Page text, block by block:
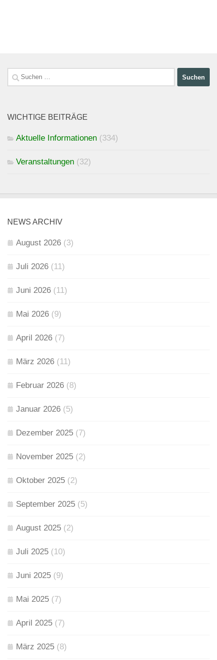
Suchen
nach:
WICHTIGE BEITRÄGE
Aktuelle Informationen (334)
Veranstaltungen (32)
NEWS ARCHIV
August 2026 (3)
Juli 2026 (11)
Juni 2026 (11)
Mai 2026 (9)
April 2026 (7)
März 2026 (11)
Februar 2026 (8)
Januar 2026 (5)
Dezember 2025 (7)
November 2025 (2)
Oktober 2025 (2)
September 2025 (5)
August 2025 (2)
Juli 2025 (10)
Juni 2025 (9)
Mai 2025 (7)
April 2025 (7)
März 2025 (8)